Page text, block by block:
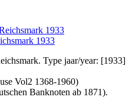
1933
Type jaar/year: [1933]
Vol2 1368-1960)
Banknoten ab 1871).